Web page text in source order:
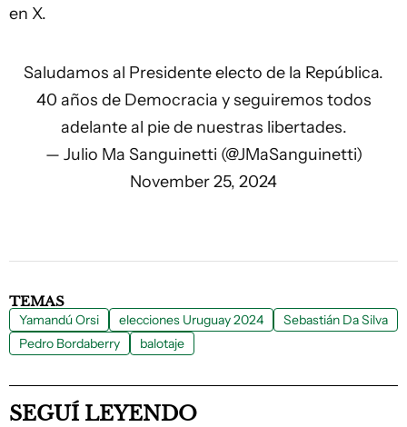
en X.
Saludamos al Presidente electo de la República.
40 años de Democracia y seguiremos todos
adelante al pie de nuestras libertades.
— Julio Ma Sanguinetti (@JMaSanguinetti)
November 25, 2024
TEMAS
Yamandú Orsi elecciones Uruguay 2024
Sebastián Da Silva
Pedro Bordaberry
balotaje
SEGUÍ LEYENDO